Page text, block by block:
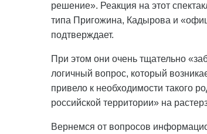
решение». Реакция на этот
типа Пригожина, Кадырова и
подтверждает.
При этом они очень тщательно
логичный вопрос, который
привело к необходимости такого
российской территории» на
Вернемся от вопросов